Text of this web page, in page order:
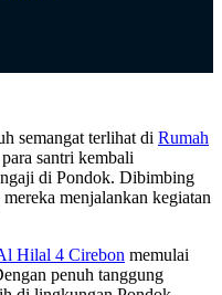
semangat terlihat di Rumah
santri kembali
di Pondok. Dibimbing
menjalankan kegiatan
Hilal 4 Cirebon memulai
penuh tanggung